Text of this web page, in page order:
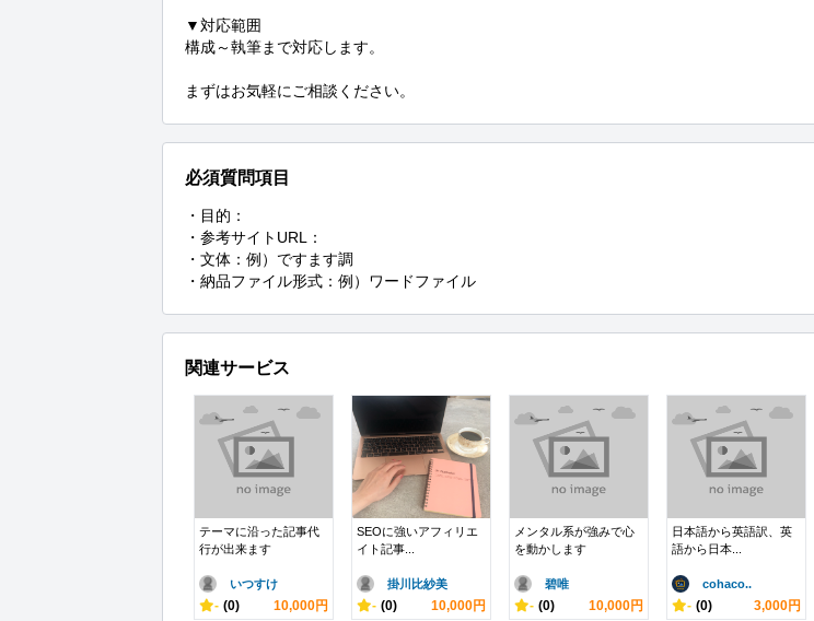
▼対応範囲
構成～執筆まで対応します。
まずはお気軽にご相談ください。
必須質問項目
・目的：
・参考サイトURL：
・文体：例）ですます調
・納品ファイル形式：例）ワードファイル
関連サービス
テーマに沿った記事代
行が出来ます
いつすけ
- (0) 10,000円
SEOに強いアフィリエ
イト記事...
掛川比紗美
- (0) 10,000円
メンタル系が強みで心
を動かします
碧唯
- (0) 10,000円
日本語から英語訳、英
語から日本...
cohaco..
- (0) 3,000円